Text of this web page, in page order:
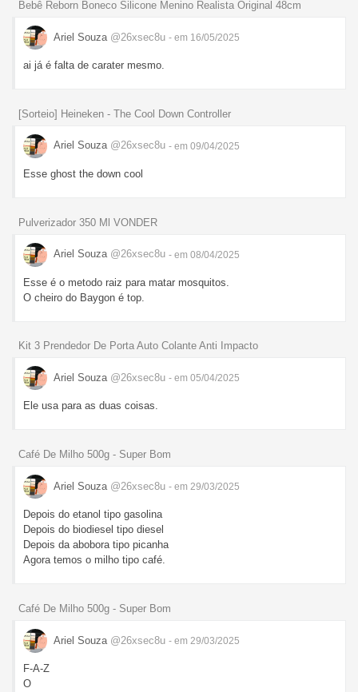
Bebê Reborn Boneco Silicone Menino Realista Original 48cm
Ariel Souza @26xsec8u - em 16/05/2025
ai já é falta de carater mesmo.
[Sorteio] Heineken - The Cool Down Controller
Ariel Souza @26xsec8u - em 09/04/2025
Esse ghost the down cool
Pulverizador 350 Ml VONDER
Ariel Souza @26xsec8u - em 08/04/2025
Esse é o metodo raiz para matar mosquitos.
O cheiro do Baygon é top.
Kit 3 Prendedor De Porta Auto Colante Anti Impacto
Ariel Souza @26xsec8u - em 05/04/2025
Ele usa para as duas coisas.
Café De Milho 500g - Super Bom
Ariel Souza @26xsec8u - em 29/03/2025
Depois do etanol tipo gasolina
Depois do biodiesel tipo diesel
Depois da abobora tipo picanha
Agora temos o milho tipo café.
Café De Milho 500g - Super Bom
Ariel Souza @26xsec8u - em 29/03/2025
F-A-Z
O